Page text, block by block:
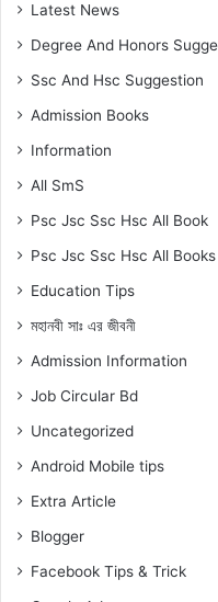
Latest News
Degree And Honors
Ssc And Hsc Suggestion
Admission Books
Information
All SmS
Psc Jsc Ssc Hsc All Book
Psc Jsc Ssc Hsc All
Education Tips
মহানবী সাঃ এর জীবনী
Admission Information
Job Circular Bd
Uncategorized
Android Mobile tips
Extra Article
Blogger
Facebook Tips & Trick